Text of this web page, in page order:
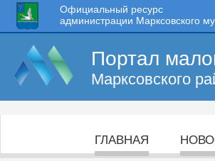
Официальный ресурс
администрации Марксовского
Портал
Марксовского
ГЛАВНАЯ